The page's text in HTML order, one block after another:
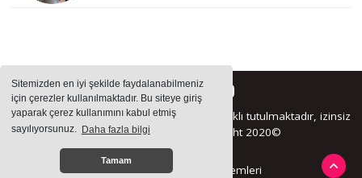
Sitemizden en iyi şekilde faydalanabilmeniz
için çerezler kullanılmaktadır. Bu siteye giriş
yaparak çerez kullanımını kabul etmiş
sayılıyorsunuz. Daha fazla bilgi
Tamam
Sitemizde bulunan içeriklerin tüm hakları saklı tutulmaktadır, izinsiz
içerikler kullanılamaz. Copyright 2020©
Haber Yazılımı: Haber Sistemleri